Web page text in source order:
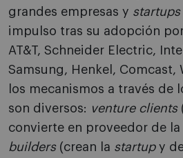
grandes empresas y startups
impulso tras su adopción
AT&T, Schneider Electric,
Samsung, Henkel, Comcast,
los mecanismos a través de
son diversos: venture clients
convierte en proveedor de la
builders (crean la startupy